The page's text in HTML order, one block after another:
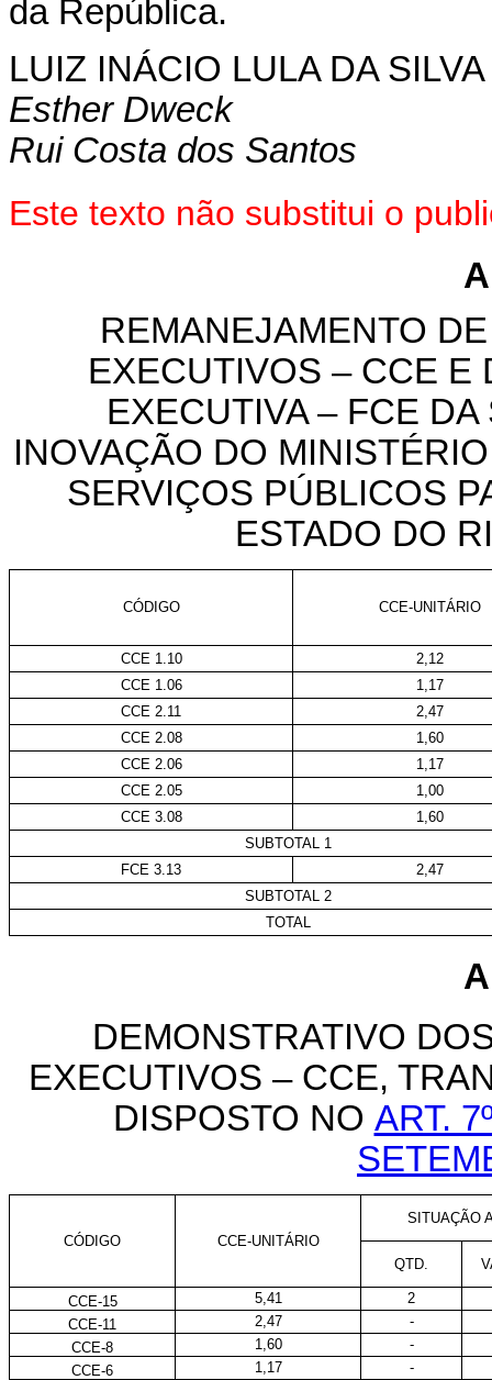
da República.
LUIZ INÁCIO LULA DA SILVA
Esther Dweck
Rui Costa dos Santos
Este texto não substitui o
REMANEJAMENTO
EXECUTIVOS – CCE E
EXECUTIVA – FCE
INOVAÇÃO DO
SERVIÇOS PÚBLICOS
ESTADO DO
CÓDIGO CCE-UNITÁRIO
CCE 1.10
2,12
CCE 1.06
1,17
CCE 2.11
2,47
CCE 2.08
1,60
CCE 2.06
1,17
CCE 2.05
1,00
CCE 3.08
1,60
SUBTOTAL 1
FCE 3.13
2,47
SUBTOTAL 2
TOTAL
DEMONSTRATIVO
EXECUTIVOS – CCE,
DISPOSTO NO ART.
CÓDIGO CCE-UNITÁRIO
SITUAÇÃO
QTD.
CCE-15 5,41
2
CCE-11
2,47
-
CCE-8
1,60
-
CCE-6
1,17
-